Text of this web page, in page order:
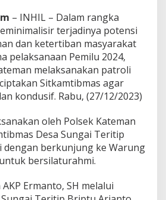
– INHIL – Dalam rangka
terjadinya potensi
dan ketertiban masyarakat
pelaksanaan Pemilu 2024,
melaksanakan patroli
Sitkamtibmas agar
kondusif. Rabu, (27/12/2023)
oleh Polsek Kateman
Desa Sungai Teritip
dengan berkunjung ke Warung
bersilaturahmi.
Ermanto, SH melalui